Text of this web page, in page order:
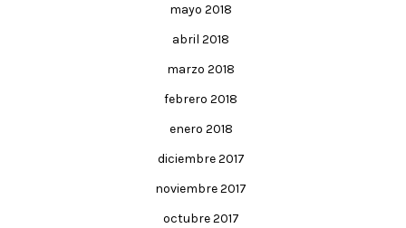
mayo 2018
abril 2018
marzo 2018
febrero 2018
enero 2018
diciembre 2017
noviembre 2017
octubre 2017